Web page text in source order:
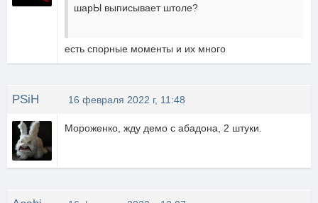
шарЫ выписывает штоле?
есть спорные моменты и их много
PSiH 16 февраля 2022 г, 11:48
Мороженко, жду демо с абадона, 2 штуки.